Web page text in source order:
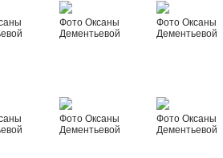
Фото Оксаны
Дементьевой
Фото Оксаны
Дементьевой
Фото Оксаны
Дементьевой
Фото Оксаны
Дементьевой